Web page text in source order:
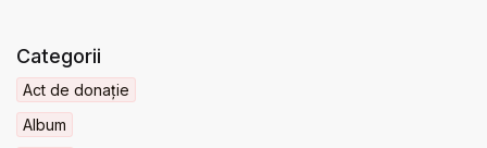
Categorii
Act de donație
Album